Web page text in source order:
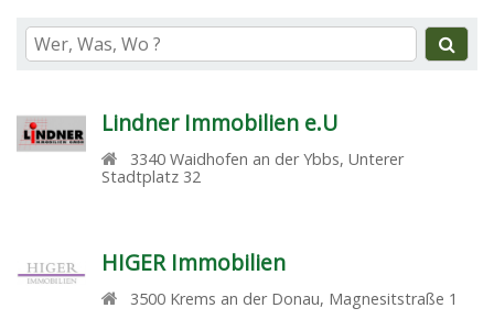
Lindner Immobilien e.U
3340 Waidhofen an der Ybbs,Unterer
Stadtplatz 32
HIGER Immobilien
3500 Krems an der Donau, Magnesitstraße 1